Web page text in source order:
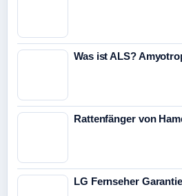
Was ist ALS?
Rattenfänger von
LG Fernseher